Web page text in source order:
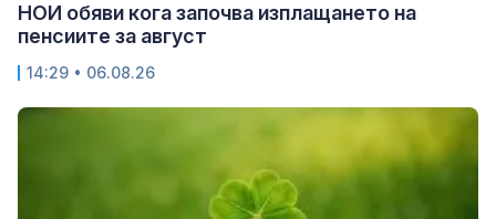
НОИ обяви кога започва изплащането на
пенсиите за август
14:29 • 06.08.26